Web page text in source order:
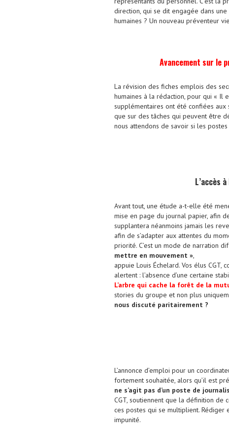
direction, qui se dit engagée dans
humaines ? Un nouveau préventeur
Avancement sur le
La révision des fiches emplois des
humaines à la rédaction, pour qui « Il
supplémentaires ont été confiées aux
que sur des tâches qui peuvent être
nous attendons de savoir si les postes
L’accès
Avant tout, une étude a-t-elle été
mise en page du journal papier, afin
supplantera néanmoins jamais les
afin de s’adapter aux attentes du
priorité. C’est un mode de narration
mettre en mouvement »,
appuie Louis Échelard. Vos élus
alertent : l’absence d’une certaine
L’arbre qui cache la forêt de la
stories du groupe et non plus
nous discuté paritairement ?
L’annonce d’emploi pour un
fortement souhaitée, alors qu’il est
ne s’agit pas d’un poste de
CGT, soutiennent que la définition
ces postes qui se multiplient.
impunité.